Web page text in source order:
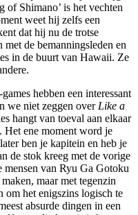
of Shimano’ is het vechten
weet hij zelfs een
dat hij nu de trotse
met de bemanningsleden en
in de buurt van Hawaii. Ze
-games hebben een interessant
we niet zeggen over Like a
hangt van toeval aan elkaar
Het ene moment word je
ben je kapitein en heb je
de stok kreeg met de vorige
mensen van Ryu Ga Gotoku
maar met tegenzin
om het enigszins logisch te
absurde dingen in een